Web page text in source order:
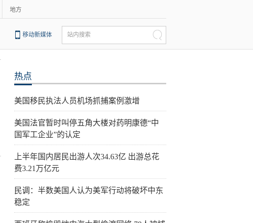
地方
移动新媒体 站内搜索
热点
美国移民执法人员机场抓捕案例激增
美国法官暂时叫停五角大楼对药明康德“中
国军工企业”的认定
上半年国内居民出游人次34.63亿 出游总花
费3.21万亿元
民调：半数美国人认为美军行动将破坏中东
稳定